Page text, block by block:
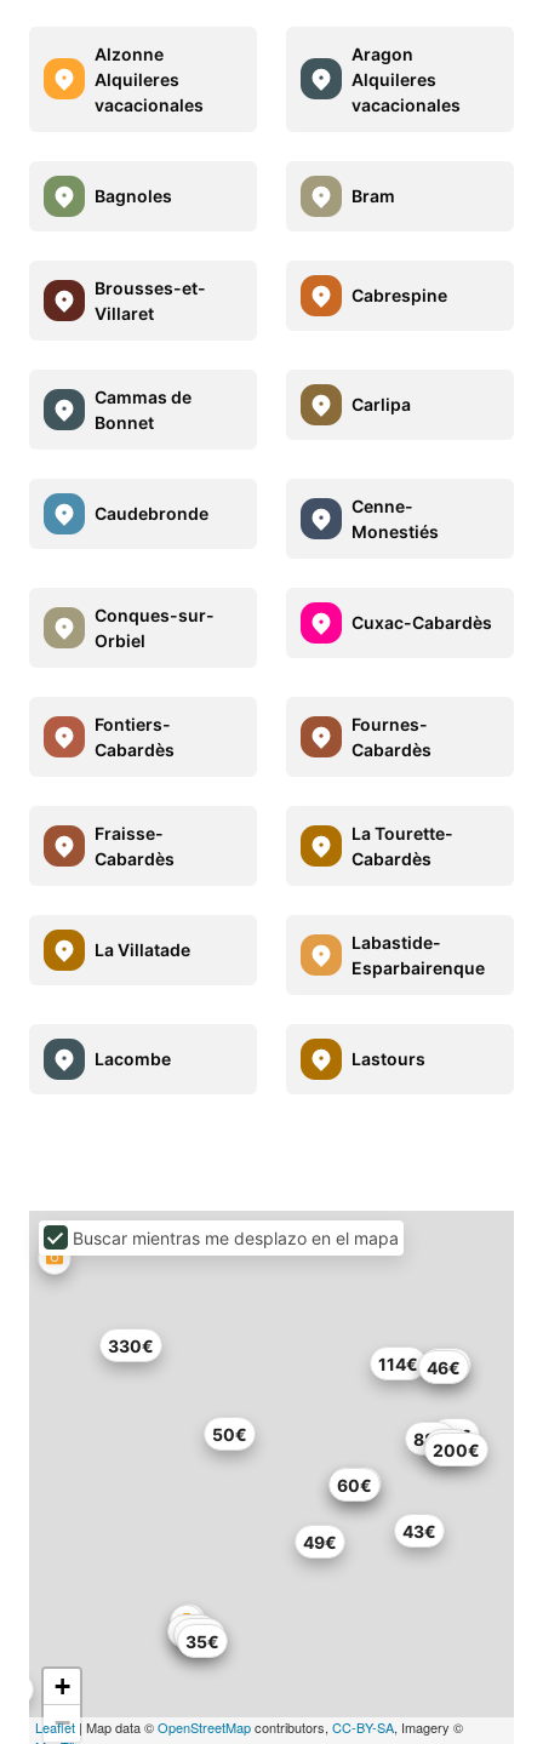
Alzonne
Alquileres
vacacionales
Aragon
Alquileres
vacacionales
Bagnoles Bram
Brousses-et-
Villaret
Cabrespine
Cammas de
Bonnet
Carlipa
Caudebronde
Cenne-
Monestiés
Conques-sur-
Orbiel
Cuxac-Cabardès
Fontiers-
Cabardès
Fournes-
Cabardès
Fraisse-
Cabardès
La Tourette-
Cabardès
La Villatade
Labastide-
Esparbairenque
Lacombe Lastours
60€
35€
60€
49€
50€
330€
92€
60€
43€
46€
200€
87€
88€79€
114€ 46€
+
−
Leaflet | Map data ©OpenStreetMapcontributors, CC-BY-SA, Imagery ©
Buscar mientras me desplazo en el mapa